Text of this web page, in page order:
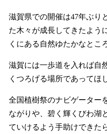
滋賀県での開催は47年ぶり
た木々が成長してきたよう
くにある自然ゆたかなとこ
滋賀には一歩道を入れば自
くつろげる場所であってほ
全国植樹祭のナビゲーター
ながりや、碧く輝くびわ湖
ていけるよう手助けできた